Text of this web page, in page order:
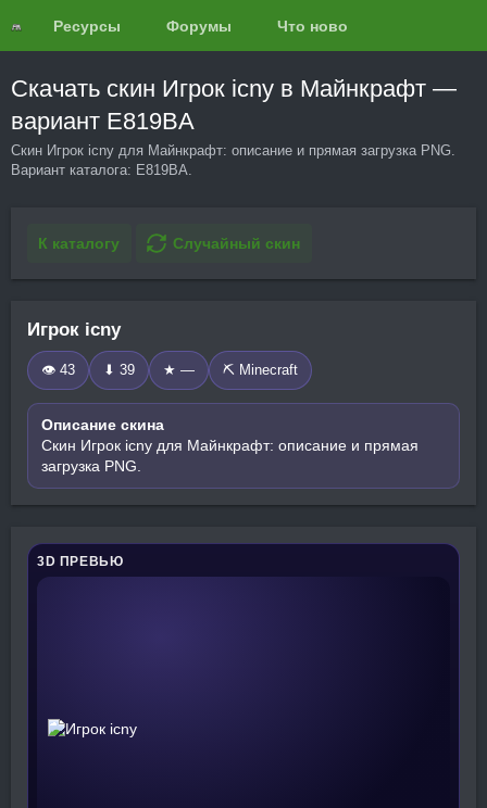
Ресурсы Форумы Что нового?
Скачать скин Игрок icny в Майнкрафт —
вариант E819BA
Скин Игрок icny для Майнкрафт: описание и прямая загрузка PNG.
Вариант каталога: E819BA.
К каталогу Случайный скин
Игрок icny
👁 43 ⬇ 39 ★ — ⛏️ Minecraft
Описание скина
Скин Игрок icny для Майнкрафт: описание и прямая
загрузка PNG.
3D ПРЕВЬЮ